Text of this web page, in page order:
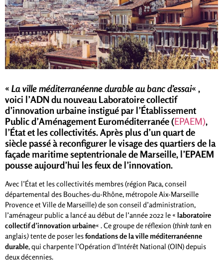
« La ville méditerranéenne durable au banc d’essai« ,
voici l’ADN du nouveau Laboratoire collectif
d’innovation urbaine instigué par l’Établissement
Public d’Aménagement Euroméditerranée (EPAEM),
l’État et les collectivités. Après plus d’un quart de
siècle passé à reconfigurer le visage des quartiers de la
façade maritime septentrionale de Marseille, l’EPAEM
pousse aujourd’hui les feux de l’innovation.
Avec l’État et les collectivités membres (région Paca, conseil
départemental des Bouches-du-Rhône, métropole Aix-Marseille
Provence et Ville de Marseille) de son conseil d’administration,
l’aménageur public a lancé au début de l’année 2022 le « laboratoire
collectif d’innovation urbaine« . Ce groupe de réflexion (think tanken
anglais)tente de poser lesfondations de la ville méditerranéenne
durable, qui charpente l’Opération d’Intérêt National (OIN) depuis
deux décennies.